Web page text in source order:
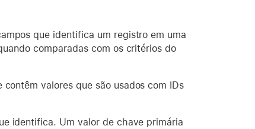
que identifica um registro em uma
comparadas com os critérios do
valores que são usados com IDs
identifica. Um valor de chave primária